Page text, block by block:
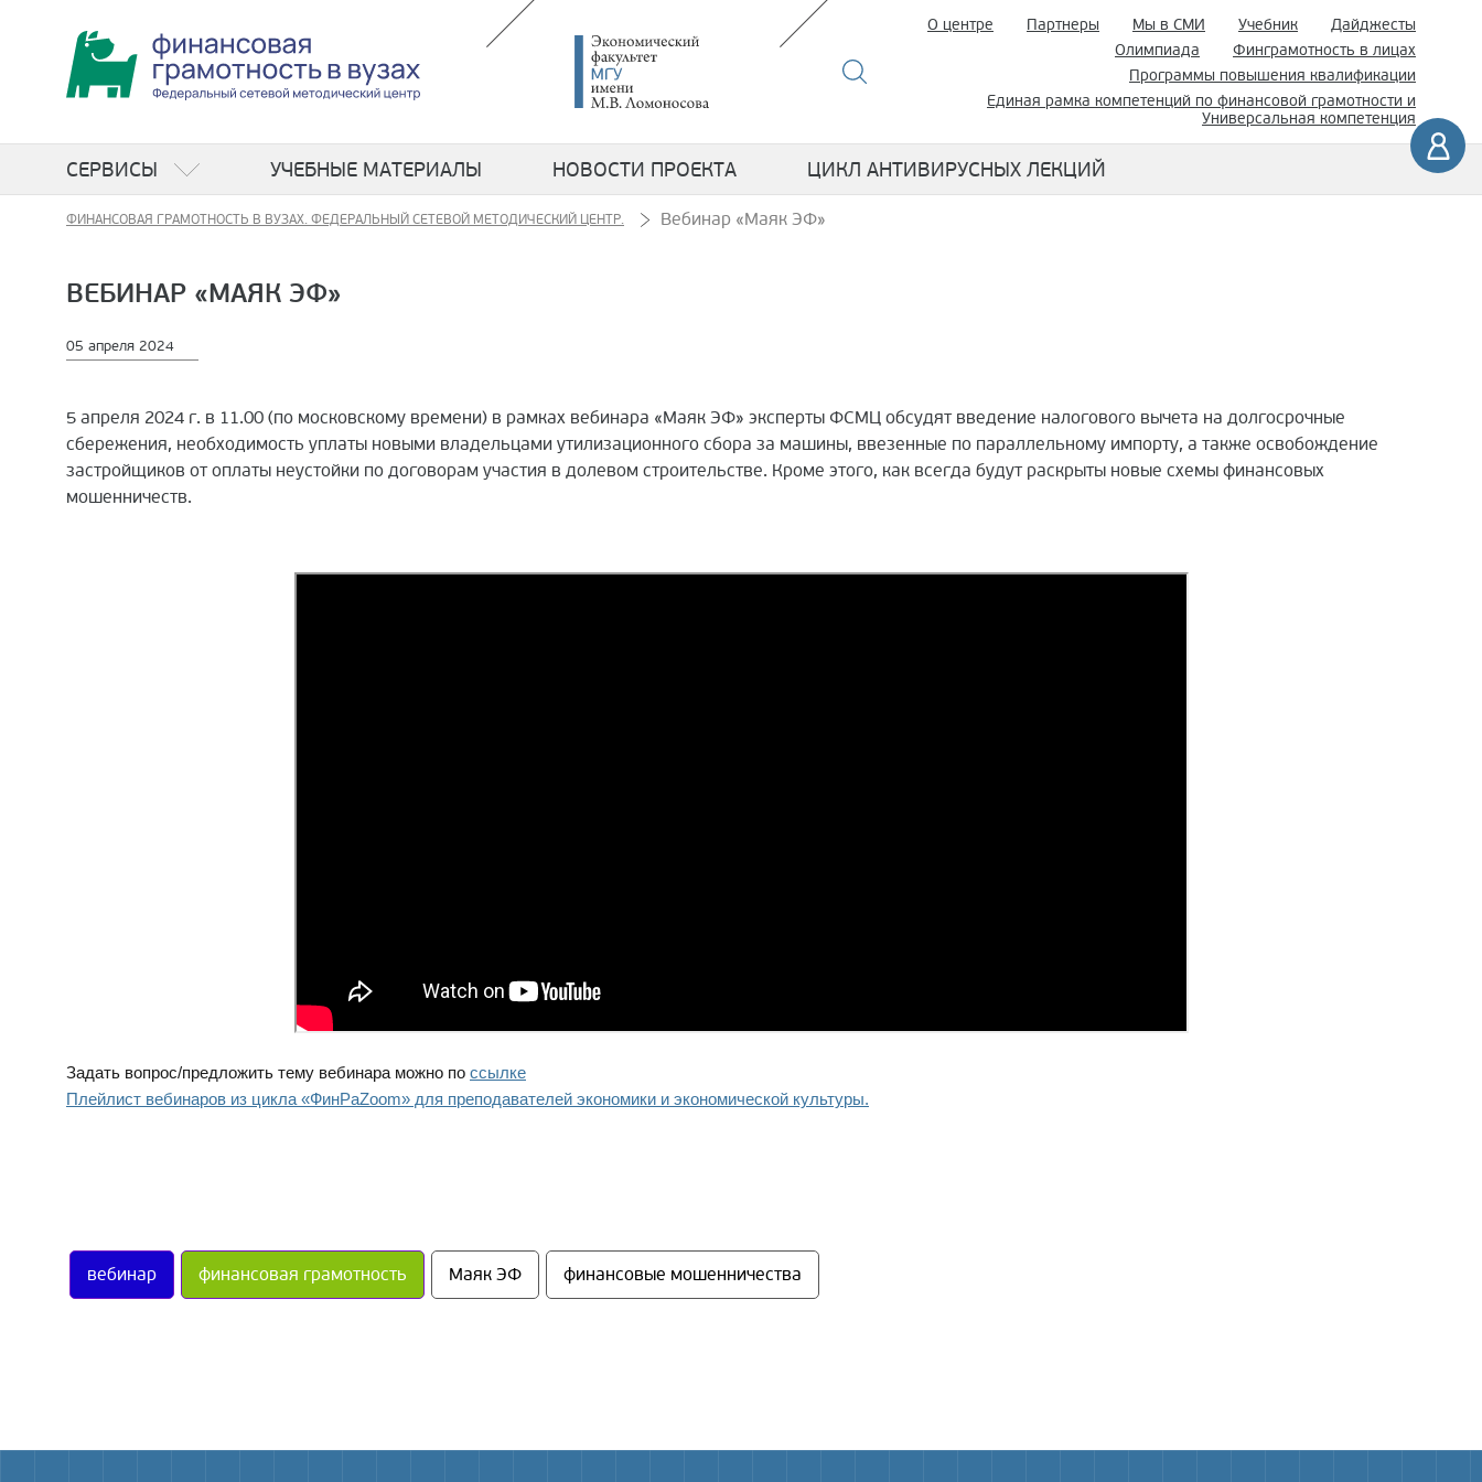
О центре Партнеры Мы в СМИ Учебник
Дайджесты
Олимпиада
Финграмотность в лицах
Программы повышения квалификации
Единая рамка компетенций по финансовой грамотности и
Универсальная компетенция
СЕРВИСЫ УЧЕБНЫЕ МАТЕРИАЛЫ НОВОСТИ ПРОЕКТА ЦИКЛ АНТИВИРУСНЫХ ЛЕКЦИЙ
ФИНАНСОВАЯ ГРАМОТНОСТЬ В ВУЗАХ. ФЕДЕРАЛЬНЫЙ СЕТЕВОЙ МЕТОДИЧЕСКИЙ ЦЕНТР. Вебинар «Маяк ЭФ»
ВЕБИНАР «МАЯК ЭФ»
05 апреля 2024
5 апреля 2024 г. в 11.00 (по московскому времени) в рамках вебинара «Маяк ЭФ» эксперты ФСМЦ обсудят введение налогового вычета на долгосрочные
сбережения, необходимость уплаты новыми владельцами утилизационного сбора за машины, ввезенные по параллельному импорту, а также освобождение
застройщиков от оплаты неустойки по договорам участия в долевом строительстве. Кроме этого, как всегда будут раскрыты новые схемы финансовых
мошенничеств.
Задать вопрос/предложить тему вебинара можно по ссылке
Плейлист вебинаров из цикла «ФинРаZoom» для преподавателей экономики и экономической культуры.
вебинар финансовая грамотность Маяк ЭФ финансовые мошенничества